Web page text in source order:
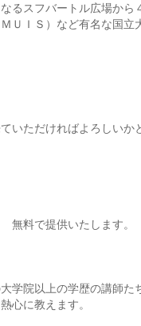
るスフバートル広場か
ＭＵＩＳ）など有名
いただければよろしい
料で提供いたします。
学院以上の学歴の講師
心に教えます。